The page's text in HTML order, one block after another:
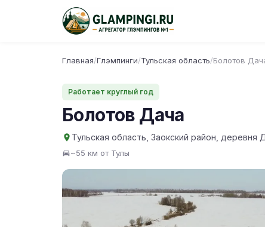
Главная/Глэмпинги/Тульская область/Болотов
Работает круглый год
Болотов Дача
Тульская область, Заокский район, деревня
~55 км от Тулы